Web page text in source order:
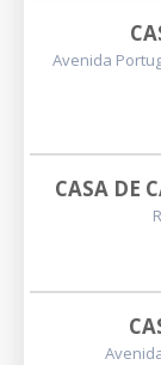
Avenida
CASA DE